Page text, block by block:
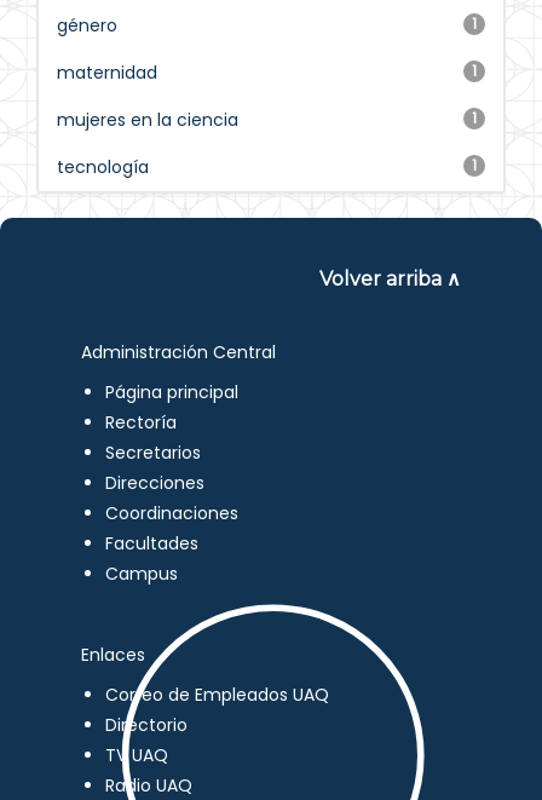
1
género
1
maternidad
1
mujeres en la ciencia
1
tecnología
Volver arriba ∧
Administración Central
Página principal
Rectoría
Secretarios
Direcciones
Coordinaciones
Facultades
Campus
Enlaces
Correo de Empleados UAQ
Directorio
TV UAQ
Radio UAQ